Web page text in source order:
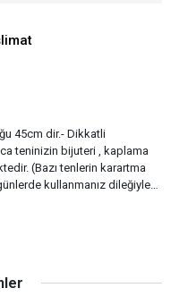
45cm dir.- Dikkatli
teninizin bijuteri , kaplama
(Bazı tenlerin karartma
kullanmanız dileğiyle…